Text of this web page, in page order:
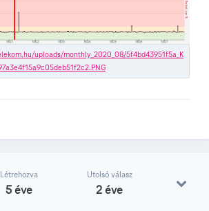
Létrehozva
5 éve
Utolsó válasz
2 éve